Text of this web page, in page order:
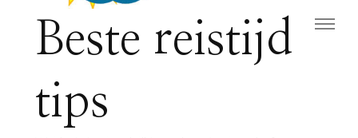
Beste reistijd
tips